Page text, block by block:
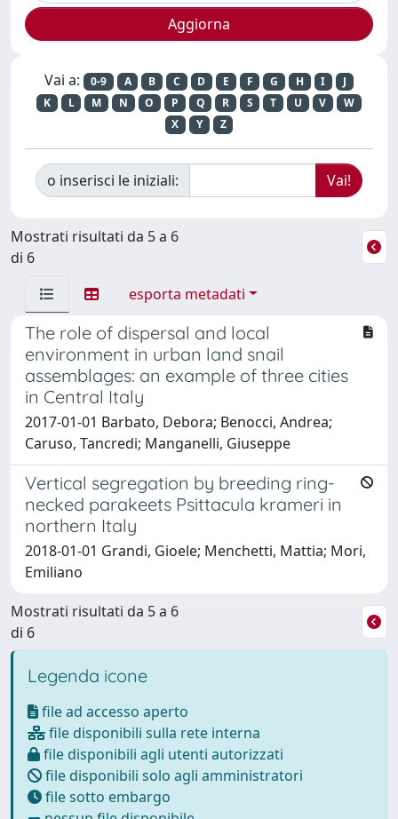
Vai a: 0-9 A B C D E F G H I
J
K
L M N O P Q R S T U V
W
X
Y Z
o inserisci le iniziali:
Mostrati risultati da 5 a 6
di 6
esporta metadati
The role of dispersal and local
environment in urban land snail
assemblages: an example of three cities
in Central Italy
2017-01-01 Barbato, Debora; Benocci, Andrea;
Caruso, Tancredi; Manganelli, Giuseppe
Vertical segregation by breeding ring-
necked parakeets Psittacula krameri in
northern Italy
2018-01-01 Grandi, Gioele; Menchetti, Mattia; Mori,
Emiliano
Mostrati risultati da 5 a 6
di 6
Legenda icone
file ad accesso aperto
file disponibili sulla rete interna
file disponibili agli utenti autorizzati
file disponibili solo agli amministratori
file sotto embargo